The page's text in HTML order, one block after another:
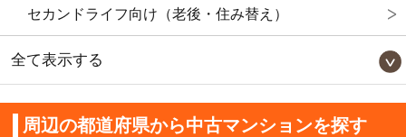
セカンドライフ向け（老後・住み替え）
全て表示する
周辺の都道府県から中古マンションを探す